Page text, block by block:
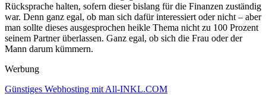
Rücksprache halten, sofern dieser bislang für die Finanzen zuständig
war. Denn ganz egal, ob man sich dafür interessiert oder nicht – aber
man sollte dieses ausgesprochen heikle Thema nicht zu 100 Prozent
seinem Partner überlassen. Ganz egal, ob sich die Frau oder der
Mann darum kümmern.
Werbung
Günstiges Webhosting mit All-INKL.COM